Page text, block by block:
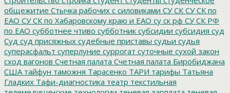
общежитие Стычка рабочих с силовиками СУ СК СУ СК по
ЕАО СУ СК по Хабаровскому краю и ЕАО су ск рф СУ СК РФ
по ЕАО субботнее чтиво субботник субсидии субсидия суд
Суд суд присяжных судебные приставы судьи судья
суперасфальт суперлуние суррогат суточные сухой закон
сход вагонов Счетная палата Счетная палата Биробиджана
США тайфун таможня Тарасенко ТАРИ тарифы Татьяна
Гладких Тафи-диагностика театр текстильная